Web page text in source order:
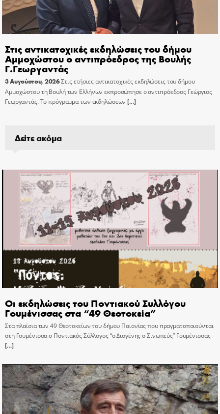
Στις αντικατοχικές εκδηλώσεις του δήμου
Αμμοχώστου ο αντιπρόεδρος της Βουλής
Γ.Γεωργαντάς
3 Αυγούστου, 2026Στις ετήσιες αντικατοχικές εκδηλώσεις του δήμου
Αμμοχώστου τη Βουλή των Ελλήνων εκπροσώπησε ο αντιπρόεδρος Γεώργιος
Γεωργαντάς. Το πρόγραμμα των εκδηλώσεων […]
Δείτε ακόμα
Οι εκδηλώσεις του Ποντιακού Συλλόγου
Γουμένισσας στα “49 Θεοτοκεία”
Στα πλαίσια των 49 Θεοτοκείων του δήμου Παιονίας που πραγματοποιούνται
στη Γουμένισσα ο Ποντιακός Σύλλογος “ο Διογένης ο Σινωπεύς” Γουμένισσας
[…]